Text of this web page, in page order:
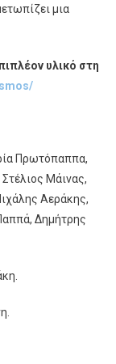
μια
υλικό στη
Πρωτόπαππα,
Μάινας,
Αεράκης,
Δημήτρης